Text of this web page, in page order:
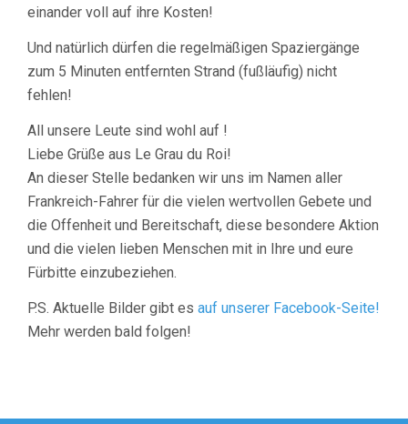
einander voll auf ihre Kosten!
Und natürlich dürfen die regelmäßigen Spaziergänge
zum 5 Minuten entfernten Strand (fußläufig) nicht
fehlen!
All unsere Leute sind wohl auf !
Liebe Grüße aus Le Grau du Roi!
An dieser Stelle bedanken wir uns im Namen aller
Frankreich-Fahrer für die vielen wertvollen Gebete und
die Offenheit und Bereitschaft, diese besondere Aktion
und die vielen lieben Menschen mit in Ihre und eure
Fürbitte einzubeziehen.
P.S. Aktuelle Bilder gibt es auf unserer Facebook-Seite!
Mehr werden bald folgen!